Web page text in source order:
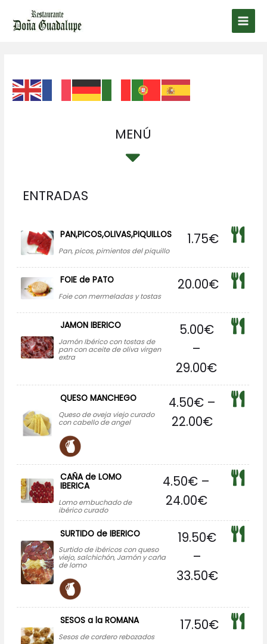
contenido
Main
MENÚ
ENTRADAS
PAN,PICOS,OLIVAS,PIQUILLOS
Pan, picos, pimientos del piquillo
1.75€
FOIE de PATO
Foie con mermeladas y tostas
20.00€
JAMON IBERICO
Jamón Ibérico con tostas de
pan con aceite de oliva virgen
extra
5.00€
–
29.00€
QUESO MANCHEGO
Queso de oveja viejo curado
con cabello de angel
4.50€–
22.00€
CAÑA de LOMO
IBERICA
Lomo embuchado de
ibérico curado
4.50€ –
24.00€
SURTIDO de IBERICO
Surtido de ibéricos con queso
viejo, salchichón, Jamón y caña
de lomo
19.50€
–
33.50€
SESOS a la ROMANA
Sesos de cordero rebozados
17.50€